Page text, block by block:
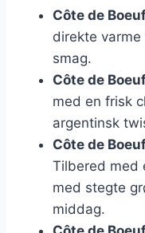
Côte de
direkte
smag.
Côte de
med en frisk
argentinsk
Côte de
Tilbered med
med stegte
middag.